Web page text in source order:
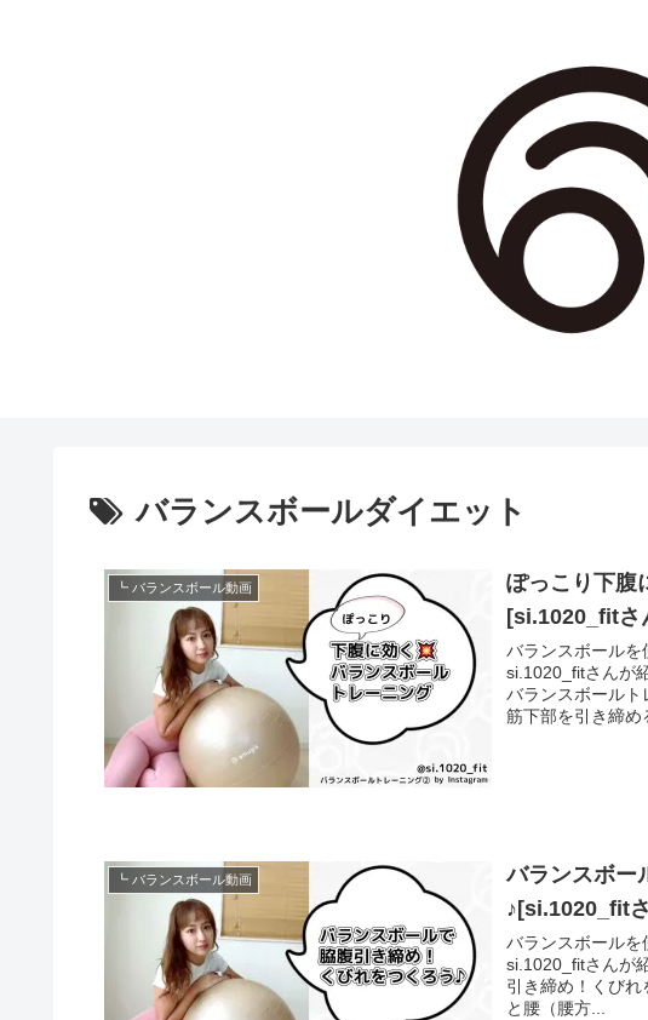
バランスボールダイエット
┗ バランスボール動画
ぽっこり下腹
[si.1020_fit
バランスボールを使っ
si.1020_fitさんが
バランスボールトレーニング バランスボ
筋下部を引き締め
┗ バランスボール動画
バランスボー
♪[si.1020_fit
バランスボールを使っ
si.1020_fitさんが
引き締め！くびれを作ろう♪ サイドエクス
と腰（腰方...